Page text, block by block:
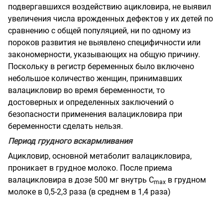
подвергавшихся воздействию ацикловира, не выявил
увеличения числа врожденных дефектов у их детей по
сравнению с общей популяцией, ни по одному из
пороков развития не выявлено специфичности или
закономерности, указывающих на общую причину.
Поскольку в регистр беременных было включено
небольшое количество женщин, принимавших
валацикловир во время беременности, то
достоверных и определенных заключений о
безопасности применения валацикловира при
беременности сделать нельзя.
Период грудного вскармливания
Ацикловир, основной метаболит валацикловира,
проникает в грудное молоко. После приема
валацикловира в дозе 500 мг внутрь Сmах в грудном
молоке в 0,5-2,3 раза (в среднем в 1,4 раза)